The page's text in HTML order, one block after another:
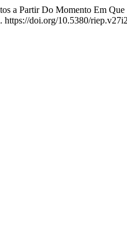
a Partir Do Momento Em
https://doi.org/10.5380/